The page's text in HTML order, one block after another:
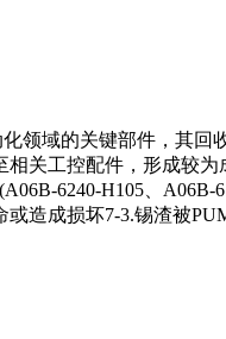
领域的关键部件，其回
关工控配件，形成较
6240-H105、A06B-
造成损坏7-3.锡渣被